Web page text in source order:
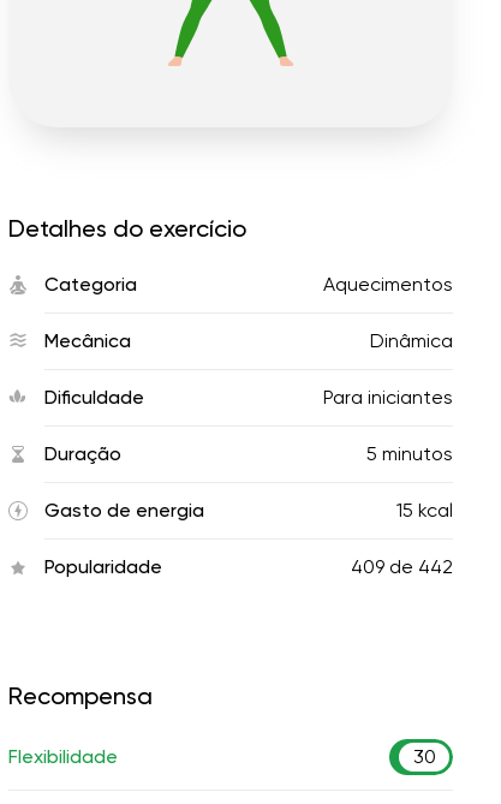
Detalhes do exercício
Categoria Aquecimentos
Mecânica Dinâmica
Dificuldade Para iniciantes
Duração 5 minutos
Gasto de energia 15 kcal
Popularidade 409 de 442
Recompensa
Flexibilidade 30